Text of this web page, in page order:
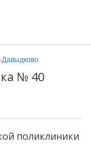
№ 40
поликлиники